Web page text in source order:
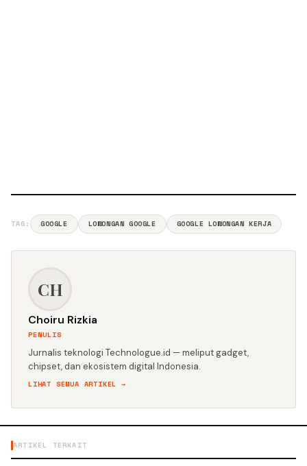
TAG: GOOGLE LOWONGAN GOOGLE GOOGLE LOWONGAN KERJA
CH
Choiru Rizkia
PENULIS
Jurnalis teknologi Technologue.id — meliput gadget,
chipset, dan ekosistem digital Indonesia.
LIHAT SEMUA ARTIKEL →
ARTIKEL TERKAIT